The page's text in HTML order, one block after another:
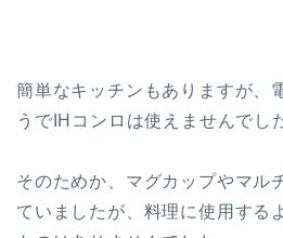
簡単なキッチンもありますが、
うでIHコンロは使えませんでし
そのためか、マグカップやマル
ていましたが、料理に使用する